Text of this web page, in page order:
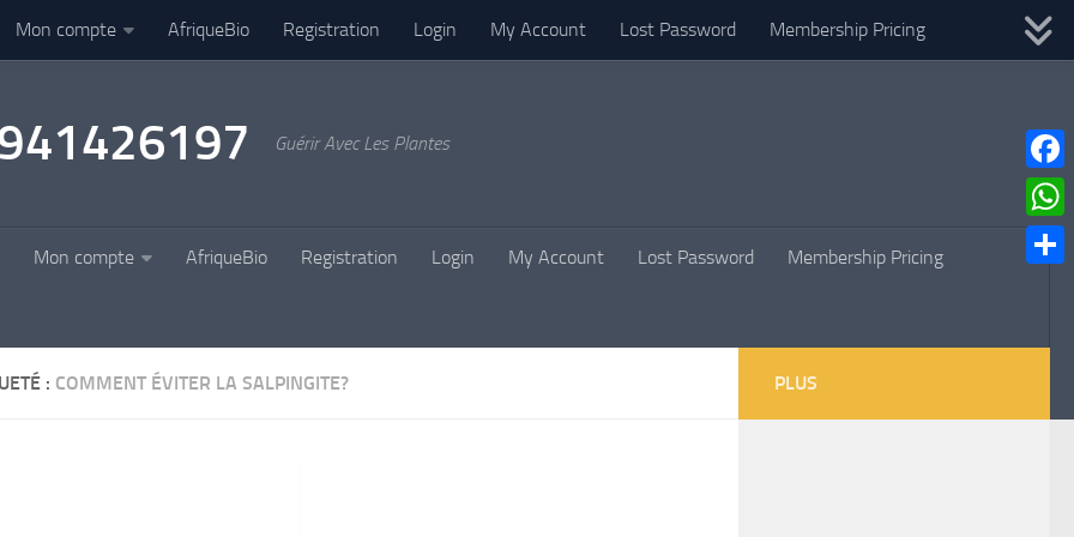
Mon compte AfriqueBio Registration Login My Account Lost Password Membership Pricing
Guérir Avec Les Plantes
Mon compte AfriqueBio Registration Login My Account Lost Password Membership Pricing
: COMMENT ÉVITER LA SALPINGITE? PLUS